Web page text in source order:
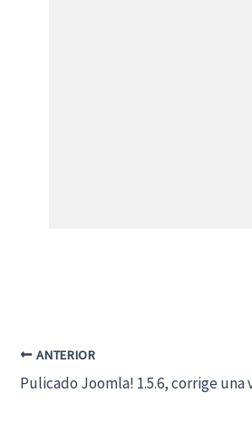
ANTERIOR
Pulicado Joomla! 1.5.6, corrige